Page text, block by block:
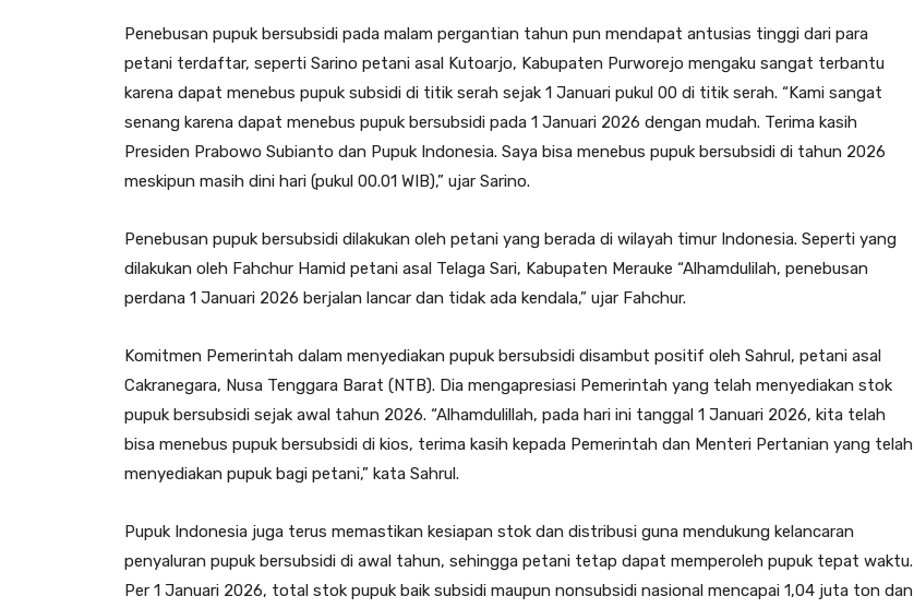
Penebusan pupuk bersubsidi pada malam pergantian tahun pun mendapat antusias tinggi dari para
petani terdaftar, seperti Sarino petani asal Kutoarjo, Kabupaten Purworejo mengaku sangat terbantu
karena dapat menebus pupuk subsidi di titik serah sejak 1 Januari pukul 00 di titik serah. “Kami sangat
senang karena dapat menebus pupuk bersubsidi pada 1 Januari 2026 dengan mudah. Terima kasih
Presiden Prabowo Subianto dan Pupuk Indonesia. Saya bisa menebus pupuk bersubsidi di tahun 2026
meskipun masih dini hari (pukul 00.01 WIB),” ujar Sarino.
Penebusan pupuk bersubsidi dilakukan oleh petani yang berada di wilayah timur Indonesia. Seperti yang
dilakukan oleh Fahchur Hamid petani asal Telaga Sari, Kabupaten Merauke “Alhamdulilah, penebusan
perdana 1 Januari 2026 berjalan lancar dan tidak ada kendala,” ujar Fahchur.
Komitmen Pemerintah dalam menyediakan pupuk bersubsidi disambut positif oleh Sahrul, petani asal
Cakranegara, Nusa Tenggara Barat (NTB). Dia mengapresiasi Pemerintah yang telah menyediakan stok
pupuk bersubsidi sejak awal tahun 2026. “Alhamdulillah, pada hari ini tanggal 1 Januari 2026, kita telah
bisa menebus pupuk bersubsidi di kios, terima kasih kepada Pemerintah dan Menteri Pertanian yang telah
menyediakan pupuk bagi petani,” kata Sahrul.
Pupuk Indonesia juga terus memastikan kesiapan stok dan distribusi guna mendukung kelancaran
penyaluran pupuk bersubsidi di awal tahun, sehingga petani tetap dapat memperoleh pupuk tepat waktu.
Per 1 Januari 2026, total stok pupuk baik subsidi maupun nonsubsidi nasional mencapai 1,04 juta ton dan